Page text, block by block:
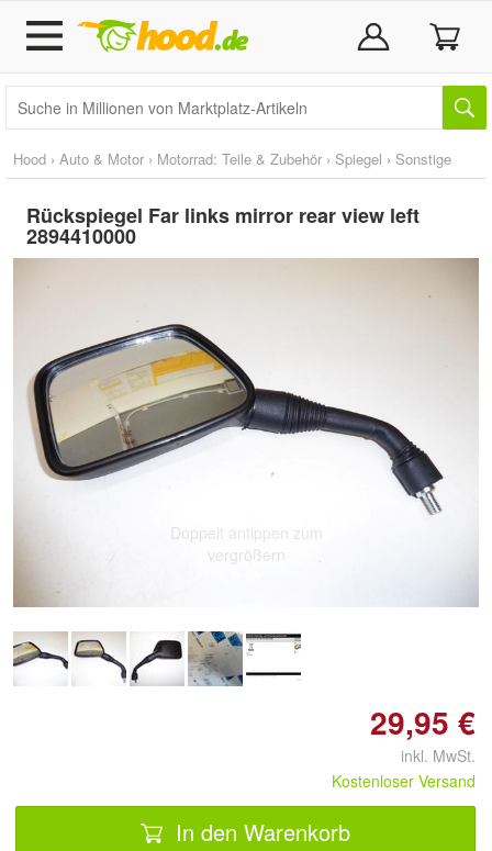
Hood › Auto & Motor › Motorrad: Teile & Zubehör › Spiegel › Sonstige
Rückspiegel Far links mirror rear view left
2894410000
Doppelt antippen zum
vergrößern
29,95 €
inkl. MwSt.
Kostenloser Versand
In den Warenkorb